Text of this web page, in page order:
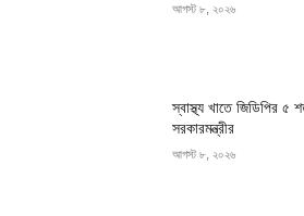
আগস্ট ৮, ২০২৬
স্বাস্থ্য খাতে জিডিপির ৫
সরকারমন্ত্রীর
আগস্ট ৮, ২০২৬